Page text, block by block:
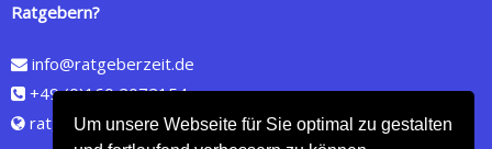
Um unsere Webseite für Sie optimal zu gestalten
Ratgebern?
info@ratgeberzeit.de
+49 (0)160 2072154
ratgeberzeit.de